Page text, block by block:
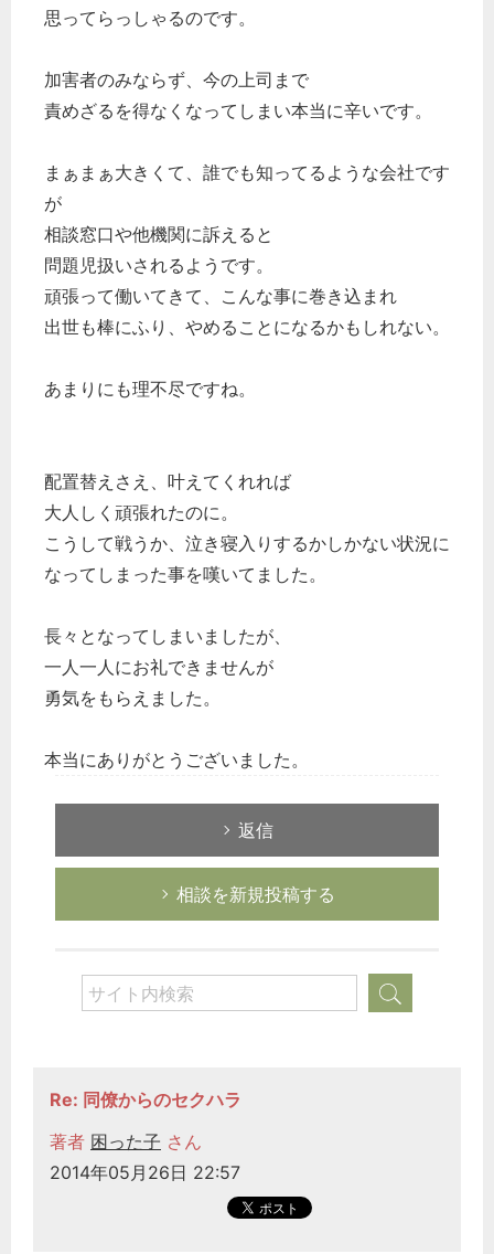
思ってらっしゃるのです。
加害者のみならず、今の上司まで
責めざるを得なくなってしまい本当に辛いです。
まぁまぁ大きくて、誰でも知ってるような会社です
が
相談窓口や他機関に訴えると
問題児扱いされるようです。
頑張って働いてきて、こんな事に巻き込まれ
出世も棒にふり、やめることになるかもしれない。
あまりにも理不尽ですね。
配置替えさえ、叶えてくれれば
大人しく頑張れたのに。
こうして戦うか、泣き寝入りするかしかない状況に
なってしまった事を嘆いてました。
長々となってしまいましたが、
一人一人にお礼できませんが
勇気をもらえました。
本当にありがとうございました。
返信
相談を新規投稿する
Re: 同僚からのセクハラ
著者 困った子 さん
2014年05月26日 22:57